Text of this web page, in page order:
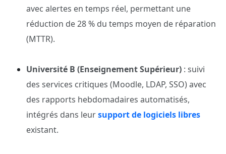
avec alertes en temps réel, permettant une
réduction de 28 % du temps moyen de réparation
(MTTR).
Université B (Enseignement Supérieur) : suivi
des services critiques (Moodle, LDAP, SSO) avec
des rapports hebdomadaires automatisés,
intégrés dans leursupport de logiciels libres
existant.